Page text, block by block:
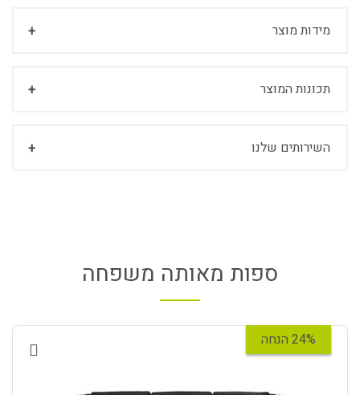
מידות מוצר
תכונות המוצר
השירותים שלנו
ספות מאותה משפחה
24% הנחה